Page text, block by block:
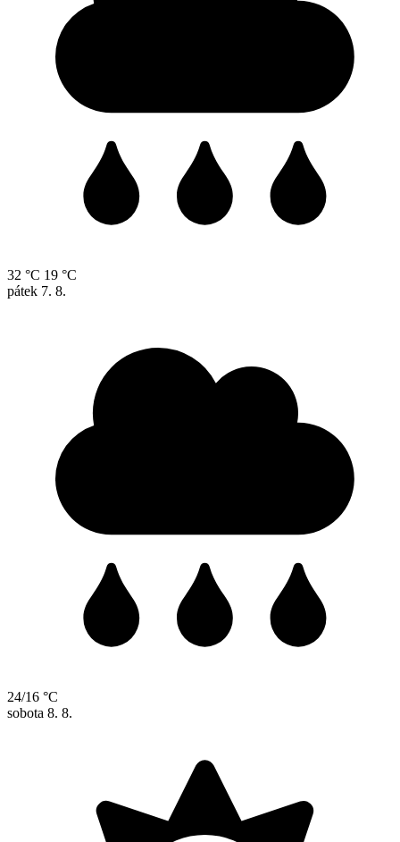
32 °C 19 °C
pátek 7. 8.
24/16 °C
sobota 8. 8.